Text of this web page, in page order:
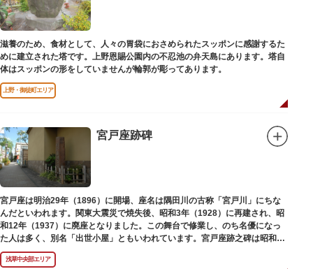
滋養のため、食材として、人々の胃袋におさめられたスッポンに感謝するた
めに建立された塔です。上野恩賜公園内の不忍池の弁天島にあります。塔自
体はスッポンの形をしていませんが輪郭が彫ってあります。
上野・御徒町エリア
宮戸座跡碑
宮戸座は明治29年（1896）に開場、座名は隅田川の古称「宮戸川」にちな
んだといわれます。関東大震災で焼失後、昭和3年（1928）に再建され、昭
和12年（1937）に廃座となりました。この舞台で修業し、のち名優になっ
た人は多く、別名「出世小屋」ともいわれています。宮戸座跡之碑は昭和53
年（1978）に建てられました。
浅草中央部エリア